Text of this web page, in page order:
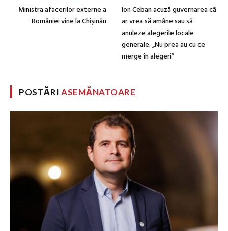
Ministra afacerilor externe a
României vine la Chișinău
Ion Ceban acuză guvernarea că
ar vrea să amâne sau să
anuleze alegerile locale
generale: „Nu prea au cu ce
merge în alegeri”
POSTĂRIASEMĂNATOARE